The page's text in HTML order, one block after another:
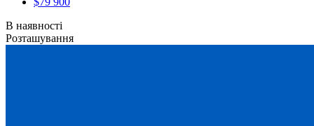
В наявності
Розташування